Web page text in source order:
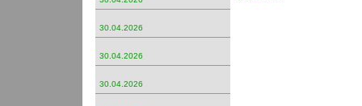
30.04.2026
30.04.2026
30.04.2026